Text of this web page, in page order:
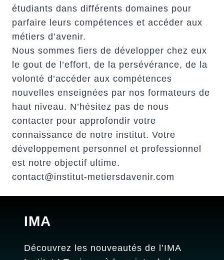
étudiants dans différents domaines pour
parfaire leurs compétences et accéder aux
métiers d’avenir.
Nous sommes fiers de développer chez eux
le gout de l’effort, de la persévérance, de la
volonté d’accéder aux compétences
nouvelles enseignées par nos formateurs de
haut niveau. N’hésitez pas de nous
contacter pour approfondir votre
connaissance de notre institut. Votre
développement personnel et professionnel
est notre objectif ultime.
contact@institut-metiersdavenir.com
IMA
Découvrez les nouveautés de l’IMA